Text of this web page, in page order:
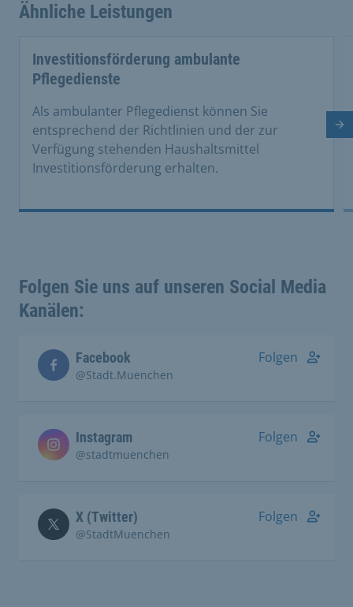
Ähnliche Leistungen
Investitionsförderung ambulante
Pflegedienste
Als ambulanter Pflegedienst können Sie
entsprechend der Richtlinien und der zur
Verfügung stehenden Haushaltsmittel
Investitionsförderung erhalten.
Folgen Sie uns auf unseren Social Media
Kanälen:
Facebook
@Stadt.Muenchen
Folgen
Instagram
@stadtmuenchen
Folgen
X (Twitter)
@StadtMuenchen
Folgen